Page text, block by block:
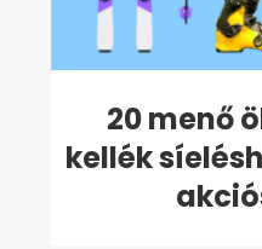
20 menő
kellék